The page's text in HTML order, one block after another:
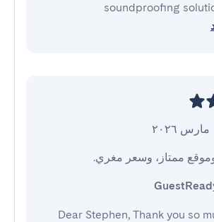
soundproofing
مارس ٢٠٢٦
ممتاز، وسعر مغري.
Dear Stephen, Thank you so